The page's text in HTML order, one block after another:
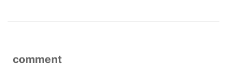
comment